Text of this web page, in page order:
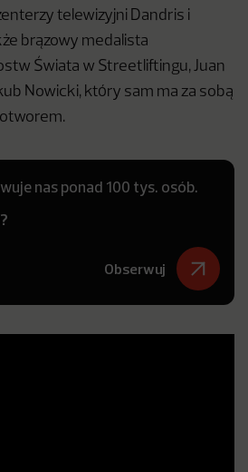
telewizyjni Dandris i
brązowy medalista
Świata w Streetliftingu, Juan
Nowicki, który sam ma za sobą
nas ponad 100 tys. osób.
Obserwuj